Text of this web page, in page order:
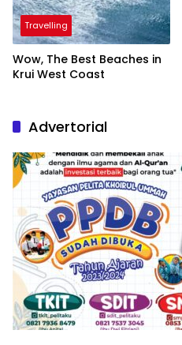
Travelling
Wow, The Best Beaches in
Krui West Coast
Advertorial